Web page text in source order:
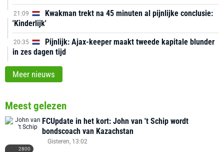
21:09
Kwakman trekt na 45 minuten al pijnlijke conclusie:
'Kinderlijk'
20:35
Pijnlijk: Ajax-keeper maakt tweede kapitale blunder
in zes dagen tijd
Meer nieuws
Meest gelezen
2800
FCUpdate in het kort: John van 't Schip wordt
bondscoach van Kazachstan
Gisteren, 13:02